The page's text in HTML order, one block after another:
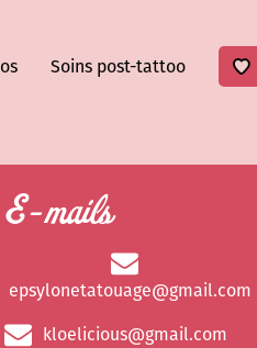
Soins post-tattoo
E-mails
epsylonetatouage@gmail.com
kloelicious@gmail.com